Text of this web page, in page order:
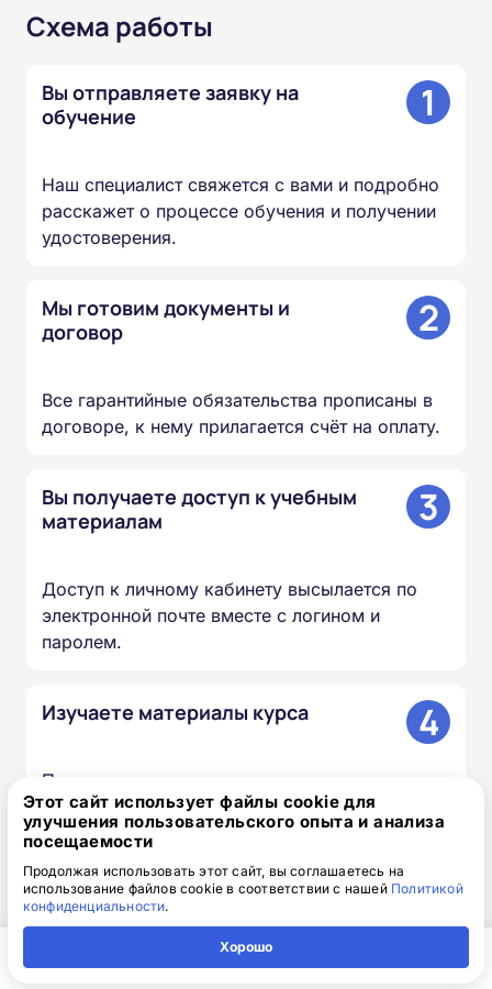
Схема работы
Вы отправляете заявку на
обучение
1
Наш специалист свяжется с вами и подробно
расскажет о процессе обучения и получении
удостоверения.
Мы готовим документы и
договор
2
Все гарантийные обязательства прописаны в
договоре, к нему прилагается счёт на оплату.
Вы получаете доступ к учебным
материалам
3
Доступ к личному кабинету высылается по
электронной почте вместе с логином и
паролем.
Изучаете материалы курса 4
Проходите лекции, изучаете документы и
презентации, сдаёте итоговый тест — в
удобное для вас время и темпе.
Мы вносим сведения в ФИС
ФРДО
Этот сайт использует файлы cookie для
улучшения пользовательского опыта и анализа
посещаемости
Продолжая использовать этот сайт, вы соглашаетесь на
использование файлов cookie в соответствии с нашей Политикой
конфиденциальности.
Хорошо